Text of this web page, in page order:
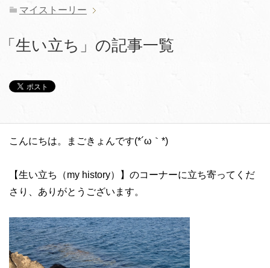
マイストーリー
「生い立ち」の記事一覧
こんにちは。まごきょんです(*´ω｀*)
【生い立ち（my history）】のコーナーに立ち寄ってくだ
さり、ありがとうございます。